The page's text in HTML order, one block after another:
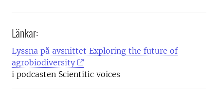
Länkar:
Lyssna på avsnittet Exploring the future of
agrobiodiversity
i podcasten Scientific voices